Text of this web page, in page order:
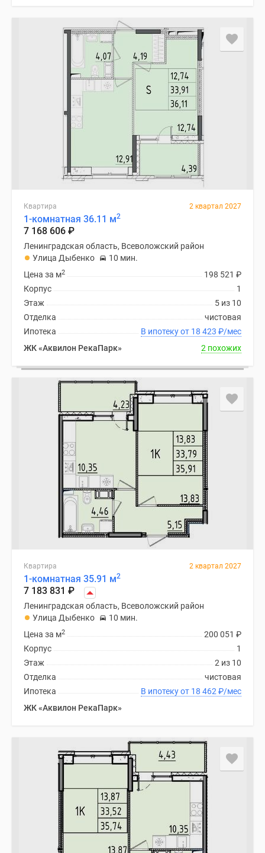
Квартира 2 квартал 2027
1-комнатная 36.11 м2
7 168 606 ₽
Ленинградская область, Всеволожский район
Улица Дыбенко
10 мин.
198 521 ₽
Цена за м2
1
Корпус
5 из 10
Этаж
чистовая
Отделка
В ипотеку от 18 423 ₽/мес
Ипотека
ЖК «Аквилон РекаПарк»
2 похожих
Квартира 2 квартал 2027
1-комнатная 35.91 м2
7 183 831 ₽
Ленинградская область, Всеволожский район
Улица Дыбенко
10 мин.
200 051 ₽
Цена за м2
1
Корпус
2 из 10
Этаж
чистовая
Отделка
В ипотеку от 18 462 ₽/мес
Ипотека
ЖК «Аквилон РекаПарк»